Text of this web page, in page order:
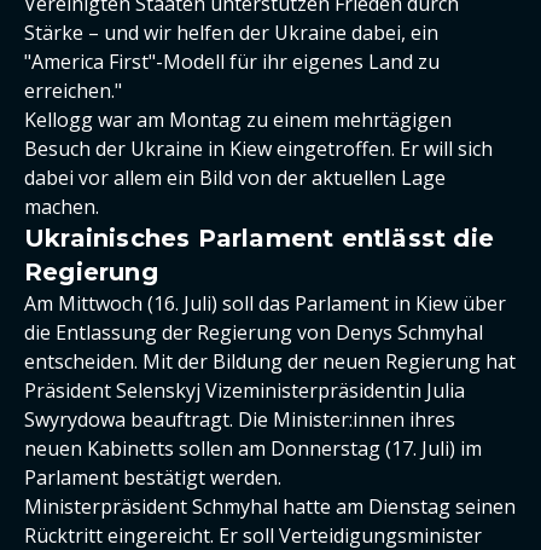
Stärke – und wir helfen der Ukraine dabei, ein
"America First"-Modell für ihr eigenes Land zu
erreichen."
Kellogg war am Montag zu einem mehrtägigen
Besuch der Ukraine in Kiew eingetroffen. Er will sich
dabei vor allem ein Bild von der aktuellen Lage
machen.
Ukrainisches Parlament entlässt die
Regierung
Am Mittwoch (16. Juli) soll das Parlament in Kiew über
die Entlassung der Regierung von Denys Schmyhal
entscheiden. Mit der Bildung der neuen Regierung hat
Präsident Selenskyj Vizeministerpräsidentin Julia
Swyrydowa beauftragt. Die Minister:innen ihres
neuen Kabinetts sollen am Donnerstag (17. Juli) im
Parlament bestätigt werden.
Ministerpräsident Schmyhal hatte am Dienstag seinen
Rücktritt eingereicht. Er soll Verteidigungsminister